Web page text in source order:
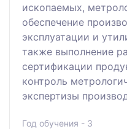
ископаемых,
обеспечение
эксплуатации и
также выполнение
сертификации
контроль
экспертизы
Год обучения - 3